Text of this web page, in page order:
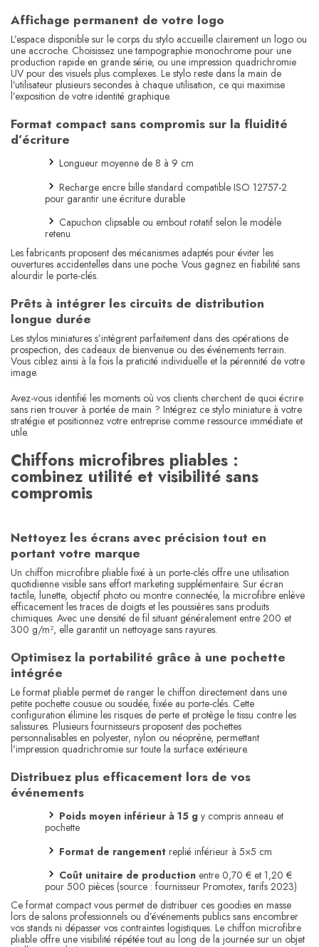
Affichage permanent de votre logo
L’espace disponible sur le corps du stylo accueille clairement un logo ou
une accroche. Choisissez une tampographie monochrome pour une
production rapide en grande série, ou une impression quadrichromie
UV pour des visuels plus complexes. Le stylo reste dans la main de
l’utilisateur plusieurs secondes à chaque utilisation, ce qui maximise
l’exposition de votre identité graphique.
Format compact sans compromis sur la fluidité
d’écriture
Longueur moyenne de 8 à 9 cm
Recharge encre bille standard compatible ISO 12757-2
pour garantir une écriture durable
Capuchon clipsable ou embout rotatif selon le modèle
retenu
Les fabricants proposent des mécanismes adaptés pour éviter les
ouvertures accidentelles dans une poche. Vous gagnez en fiabilité sans
alourdir le porte-clés.
Prêts à intégrer les circuits de distribution
longue durée
Les stylos miniatures s’intègrent parfaitement dans des opérations de
prospection, des cadeaux de bienvenue ou des événements terrain.
Vous ciblez ainsi à la fois la praticité individuelle et la pérennité de votre
image.
Avez-vous identifié les moments où vos clients cherchent de quoi écrire
sans rien trouver à portée de main ? Intégrez ce stylo miniature à votre
stratégie et positionnez votre entreprise comme ressource immédiate et
utile.
Chiffons microfibres pliables :
combinez utilité et visibilité sans
compromis
Nettoyez les écrans avec précision tout en
portant votre marque
Un chiffon microfibre pliable fixé à un porte-clés offre une utilisation
quotidienne visible sans effort marketing supplémentaire. Sur écran
tactile, lunette, objectif photo ou montre connectée, la microfibre enlève
efficacement les traces de doigts et les poussières sans produits
chimiques. Avec une densité de fil situant généralement entre 200 et
300 g/m², elle garantit un nettoyage sans rayures.
Optimisez la portabilité grâce à une pochette
intégrée
Le format pliable permet de ranger le chiffon directement dans une
petite pochette cousue ou soudée, fixée au porte-clés. Cette
configuration élimine les risques de perte et protège le tissu contre les
salissures. Plusieurs fournisseurs proposent des pochettes
personnalisables en polyester, nylon ou néoprène, permettant
l'impression quadrichromie sur toute la surface extérieure.
Distribuez plus efficacement lors de vos
événements
Poids moyen inférieur à 15 g y compris anneau et
pochette
Format de rangement replié inférieur à 5×5 cm
Coût unitaire de production entre 0,70 € et 1,20 €
pour 500 pièces (source : fournisseur Promotex, tarifs 2023)
Ce format compact vous permet de distribuer ces goodies en masse
lors de salons professionnels ou d’événements publics sans encombrer
vos stands ni dépasser vos contraintes logistiques. Le chiffon microfibre
pliable offre une visibilité répétée tout au long de la journée sur un objet